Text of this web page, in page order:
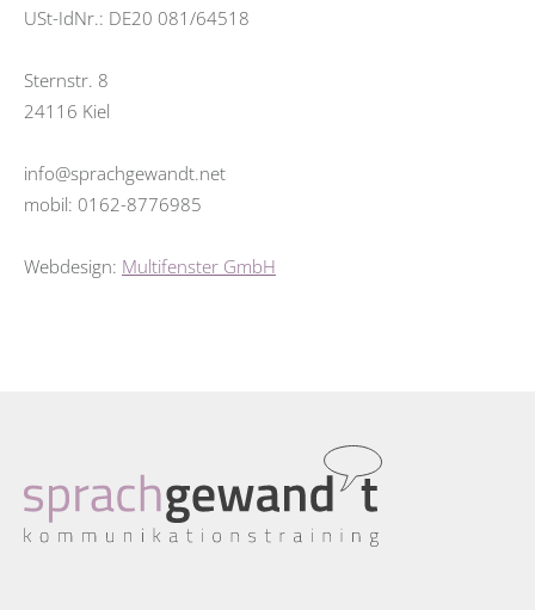
USt-IdNr.: DE20 081/64518
Sternstr. 8
24116 Kiel
info@sprachgewandt.net
mobil: 0162-8776985
Webdesign: Multifenster GmbH